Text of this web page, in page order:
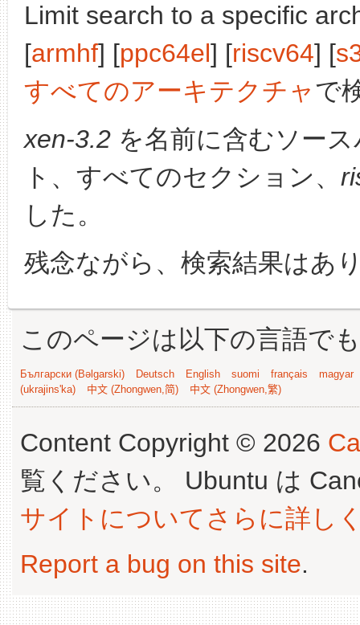
Limit search to a specific
[armhf] [ppc64el] [riscv64] [
すべてのアーキテクチャで
xen-3.2 を名前に含むソー
ト、すべてのセクション、
した。
残念ながら、検索結果はあ
このページは以下の言語で
Български (Bəlgarski) Deutsch English suomi français
magyar
(ukrajins'ka)
中文 (Zhongwen,简) 中文 (Zhongwen,繁)
Content Copyright © 2026
覧ください。 Ubuntu は
サイトについてさらに詳し
Report a bug on this site.